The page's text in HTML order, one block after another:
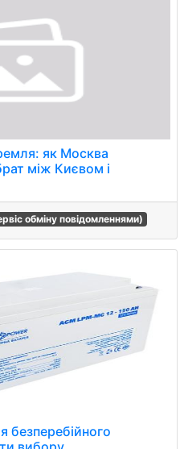
як Москва
між Києвом і
обміну повідомленнями)
безперебійного